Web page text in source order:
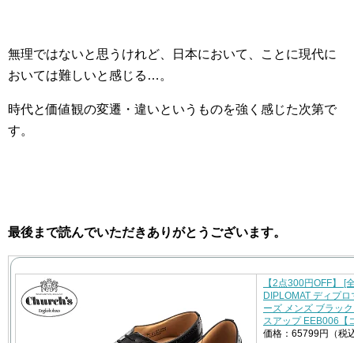
無理ではないと思うけれど、日本において、ことに現代に
おいては難しいと感じる…。
時代と価値観の変遷・違いというものを強く感じた次第で
す。
最後まで読んでいただきありがとうございます。
【2点300円OFF】 [
DIPLOMAT ディプ
ーズ メンズ ブラッ
スアップ EEB006【
価格：65799円（税